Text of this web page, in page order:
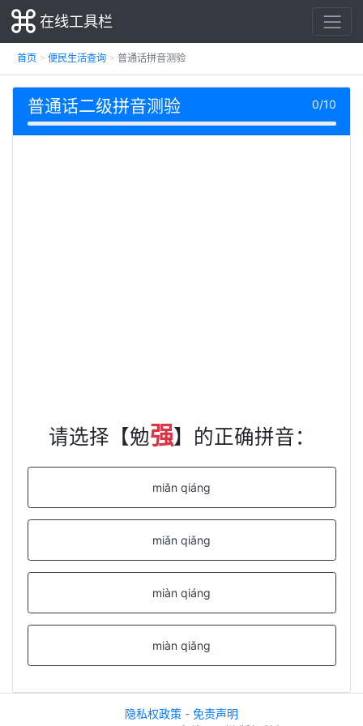
在线工具栏
首页 便民生活查询 普通话拼音测验
普通话二级拼音测验 0/10
请选择【勉强】的正确拼音：
miǎn qiáng
miǎn qiǎng
miàn qiáng
miàn qiǎng
隐私权政策 - 免责声明